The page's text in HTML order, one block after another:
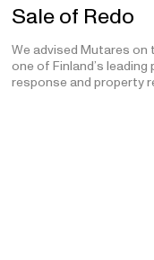
Sale of Redo
We advised Mutares on
one of Finland’s
response and property